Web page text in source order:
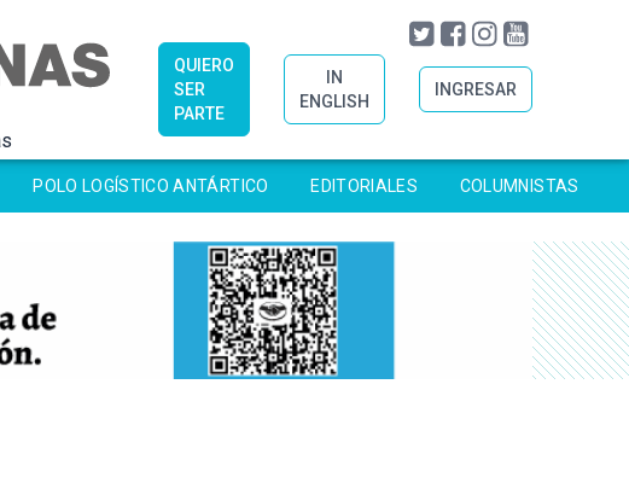
QUIERO
SER
PARTE
IN
ENGLISH
INGRESAR
POLO LOGÍSTICO ANTÁRTICO EDITORIALES COLUMNISTAS